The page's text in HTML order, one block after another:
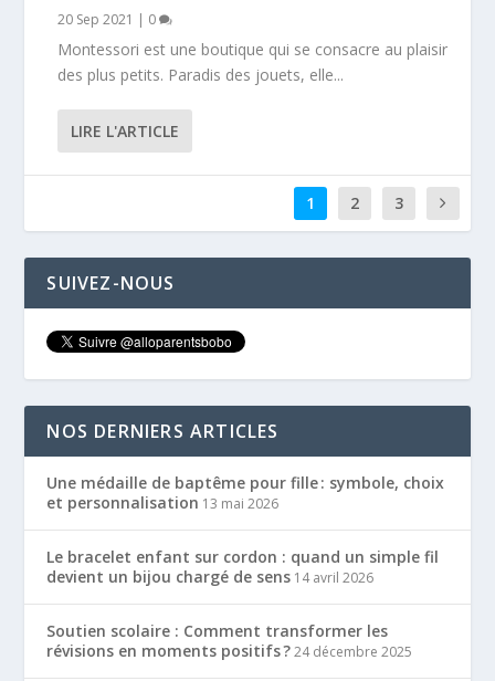
20 Sep 2021 | 0
Montessori est une boutique qui se consacre au plaisir
des plus petits. Paradis des jouets, elle...
LIRE L'ARTICLE
1 2 3
SUIVEZ-NOUS
NOS DERNIERS ARTICLES
Une médaille de baptême pour fille : symbole, choix
et personnalisation 13 mai 2026
Le bracelet enfant sur cordon : quand un simple fil
devient un bijou chargé de sens 14 avril 2026
Soutien scolaire : Comment transformer les
révisions en moments positifs ? 24 décembre 2025